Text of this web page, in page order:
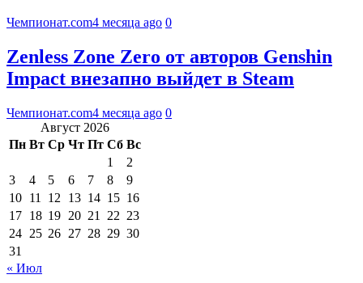
Чемпионат.com4 месяца ago 0
Zenless Zone Zero от авторов Genshin
Impact внезапно выйдет в Steam
Чемпионат.com4 месяца ago 0
Август 2026
Пн Вт Ср Чт Пт Сб Вс
1
2
3
4 5 6 7 8
9
10 11 12 13 14 15 16
17 18 19 20 21 22 23
24 25 26 27 28 29 30
31
« Июл